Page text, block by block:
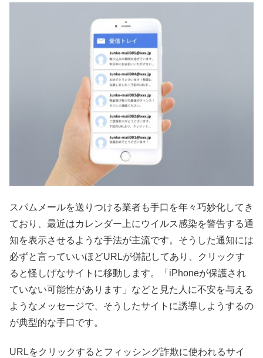
スパムメールを送りつける業者も手口を年々巧妙化してき
ており、最近はカレンダー上にウイルス感染を警告する通
知を表示させるような手法が主流です。そうした通知には
必ずと言っていいほどURLが併記してあり、クリックす
ると怪しげなサイトに移動します。「iPhoneが保護され
ていない可能性があります」などと見た人に不安を与える
ようなメッセージで、そうしたサイトに誘導しようするの
が典型的な手口です。
URLをクリックするとフィッシング詐欺に使われるサイ